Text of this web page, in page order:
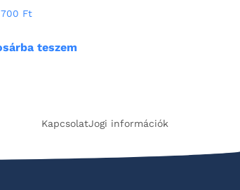
700 Ft
teszem
KapcsolatJogi információk